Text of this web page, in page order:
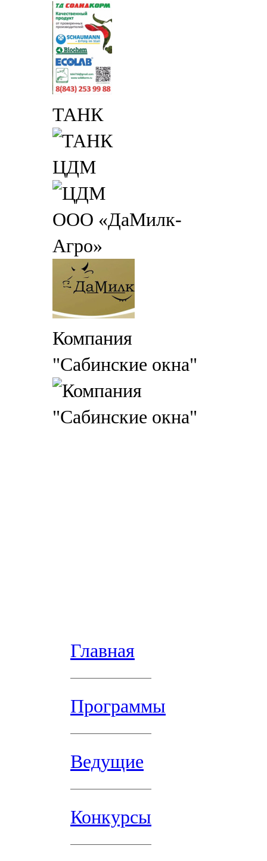
ТАНК
ЦДМ
ООО «ДаМилк-
Агро»
Компания
"Сабинские окна"
Главная
Программы
Ведущие
Конкурсы